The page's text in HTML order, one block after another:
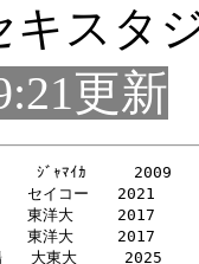
キスタ
更新
ｼﾞｬﾏｲｶ     2009
セイコー   2021
東洋大   　2017
東洋大   　2017
大東大     2025